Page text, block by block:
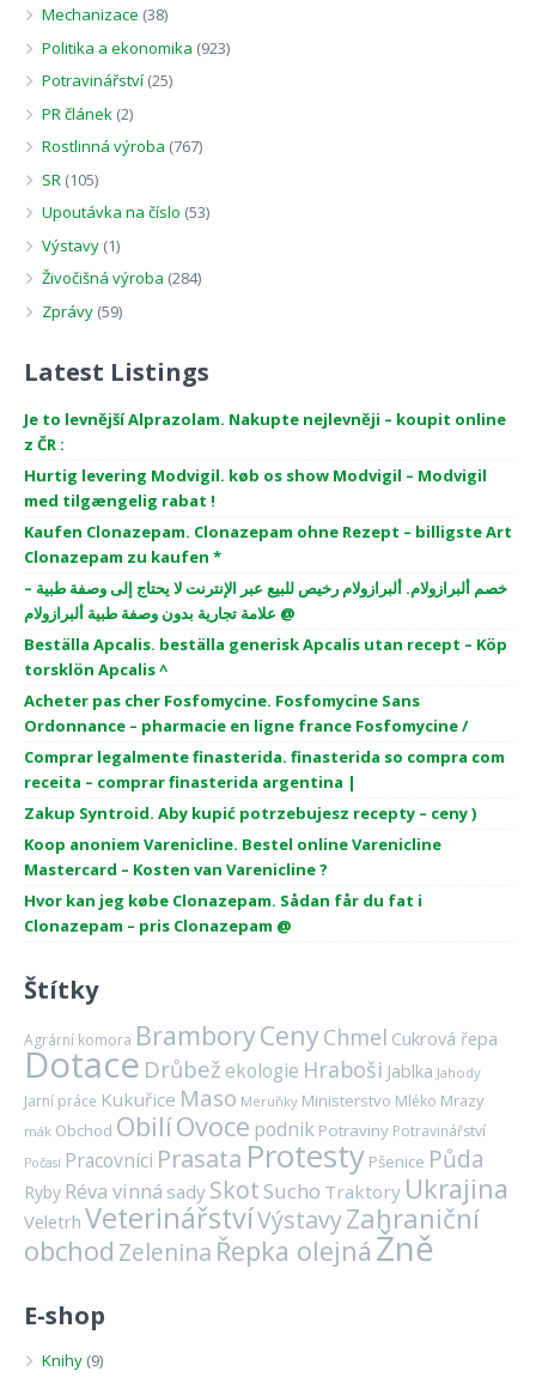
Mechanizace (38)
Politika a ekonomika (923)
Potravinářství (25)
PR článek (2)
Rostlinná výroba (767)
SR (105)
Upoutávka na číslo (53)
Výstavy (1)
Živočišná výroba (284)
Zprávy (59)
Latest Listings
Je to levnější Alprazolam. Nakupte nejlevněji – koupit online
z ČR :
Hurtig levering Modvigil. køb os show Modvigil – Modvigil
med tilgængelig rabat !
Kaufen Clonazepam. Clonazepam ohne Rezept – billigste Art
Clonazepam zu kaufen *
خصم ألبرازولام. ألبرازولام رخيص للبيع عبر الإنترنت لا يحتاج إلى وصفة طبية –
علامة تجارية بدون وصفة طبية ألبرازولام @
Beställa Apcalis. beställa generisk Apcalis utan recept – Köp
torsklön Apcalis ^
Acheter pas cher Fosfomycine. Fosfomycine Sans
Ordonnance – pharmacie en ligne france Fosfomycine /
Comprar legalmente finasterida. finasterida so compra com
receita – comprar finasterida argentina |
Zakup Syntroid. Aby kupić potrzebujesz recepty – ceny )
Koop anoniem Varenicline. Bestel online Varenicline
Mastercard – Kosten van Varenicline ?
Hvor kan jeg købe Clonazepam. Sådan får du fat i
Clonazepam – pris Clonazepam @
Štítky
Agrární komora BramboryCenyChmel Cukrová řepa
Dotace Drůbež ekologie Hraboši Jablka Jahody
Jarní práce Kukuřice Maso Meruňky Ministerstvo Mléko Mrazy
mák Obchod ObilíOvoce podnik Potraviny Potravinářství
Počasí Pracovníci Prasata Protesty Pšenice Půda
Ryby Réva vinná sady Skot Sucho Traktory Ukrajina
Veletrh VeterinářstvíVýstavyZahraniční
obchod Zelenina Řepka olejná Žně
E-shop
Knihy (9)